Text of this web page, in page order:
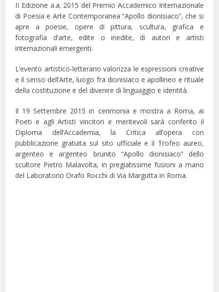
II Edizione a.a. 2015 del Premio Accademico Internazionale
di Poesia e Arte Contemporanea “Apollo dionisiaco”, che si
apre a poesie, opere di pittura, scultura, grafica e
fotografia d’arte, edite o inedite, di autori e artisti
internazionali emergenti.
L’evento artistico-letterario valorizza le espressioni creative
e il senso dell’Arte, luogo fra dionisiaco e apollineo e rituale
della costituzione e del divenire di linguaggio e identità.
Il 19 Settembre 2015 in cerimonia e mostra a Roma, ai
Poeti e agli Artisti vincitori e meritevoli sarà conferito il
Diploma dell’Accademia, la Critica all’opera con
pubblicazione gratuita sul sito ufficiale e il Trofeo aureo,
argenteo e argenteo brunito “Apollo dionisiaco” dello
scultore Pietro Malavolta, in pregiatissime fusioni a mano
del Laboratorio Orafo Rocchi di Via Margutta in Roma.